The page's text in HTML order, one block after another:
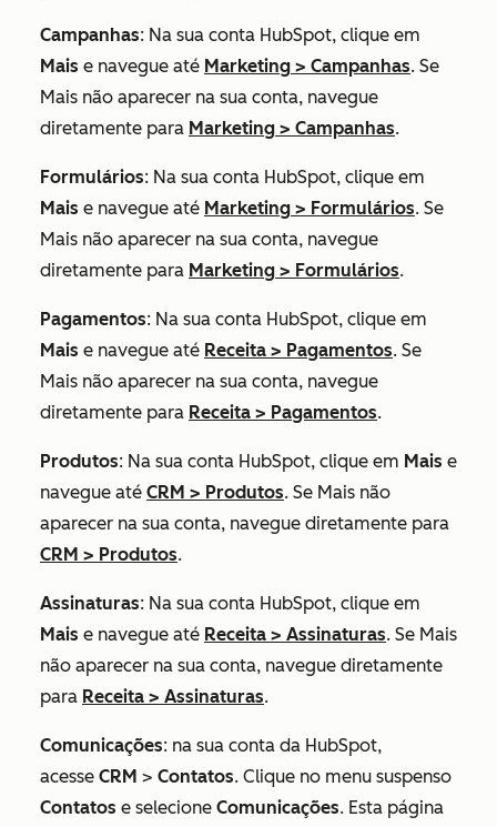
Campanhas: Na sua conta HubSpot, clique em
Mais e navegue até Marketing > Campanhas. Se
Mais não aparecer na sua conta, navegue
diretamente para Marketing > Campanhas.
Formulários: Na sua conta HubSpot, clique em
Mais e navegue até Marketing > Formulários. Se
Mais não aparecer na sua conta, navegue
diretamente para Marketing > Formulários.
Pagamentos: Na sua conta HubSpot, clique em
Mais e navegue até Receita > Pagamentos. Se
Mais não aparecer na sua conta, navegue
diretamente para Receita > Pagamentos.
Produtos: Na sua conta HubSpot, clique em Mais e
navegue até CRM > Produtos. Se Mais não
aparecer na sua conta, navegue diretamente para
CRM > Produtos.
Assinaturas: Na sua conta HubSpot, clique em
Mais e navegue até Receita > Assinaturas. Se Mais
não aparecer na sua conta, navegue diretamente
para Receita > Assinaturas.
Comunicações: na sua conta da HubSpot,
acesse CRM > Contatos. Clique no menu suspenso
Contatos e selecione Comunicações. Esta página